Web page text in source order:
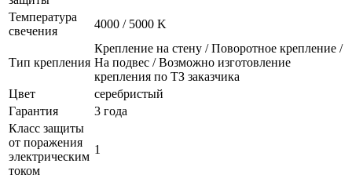
Температура
свечения
4000 / 5000 K
Тип крепления
Крепление на стену / Поворотное крепление /
На подвес / Возможно изготовление
крепления по ТЗ заказчика
Цвет
серебристый
Гарантия
3 года
Класс защиты
от поражения
электрическим
током
1